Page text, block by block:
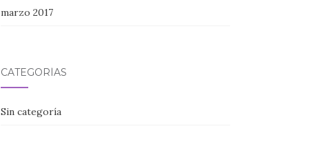
marzo 2017
CATEGORÍAS
Sin categoría